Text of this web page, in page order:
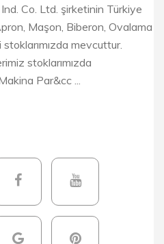
Co. Ltd. şirketinin Türkiye
Maşon, Biberon, Ovalama
mevcuttur.
stoklarımızda
Par&cc ...